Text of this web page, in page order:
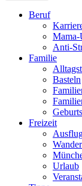
Beruf
Mama-
Anti-
Familie
Basteln
Freizeit
Urlaub